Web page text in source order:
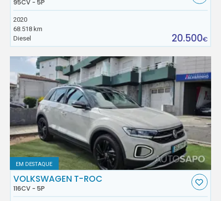
95CV - 5P
2020
68.518 km
Diesel
20.500€
EM DESTAQUE
VOLKSWAGEN T-ROC
116CV - 5P